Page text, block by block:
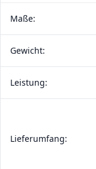
Maße:
Gewicht:
Leistung:
Lieferumfang: